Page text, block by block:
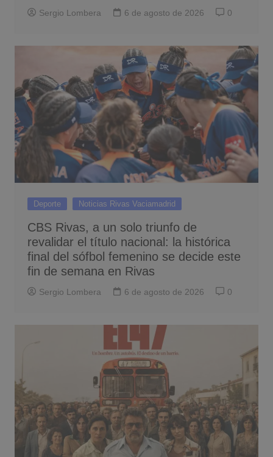
Sergio Lombera 6 de agosto de 2026 0
Deporte Noticias Rivas Vaciamadrid
CBS Rivas, a un solo triunfo de
revalidar el título nacional: la histórica
final del sófbol femenino se decide este
fin de semana en Rivas
Sergio Lombera 6 de agosto de 2026 0